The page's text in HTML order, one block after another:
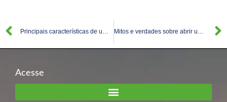
Principais características de um empreendedor Mitos e verdades sobre abrir uma empresa
Acesse